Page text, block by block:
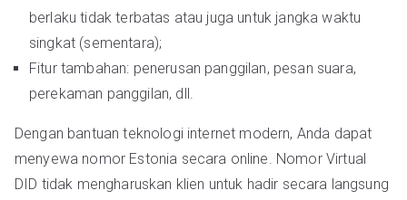
berlaku tidak terbatas atau juga untuk jangka waktu
singkat (sementara);
Fitur tambahan: penerusan panggilan, pesan suara,
perekaman panggilan, dll.
Dengan bantuan teknologi internet modern, Anda dapat
menyewa nomor Estonia secara online. Nomor Virtual
DID tidak mengharuskan klien untuk hadir secara langsung